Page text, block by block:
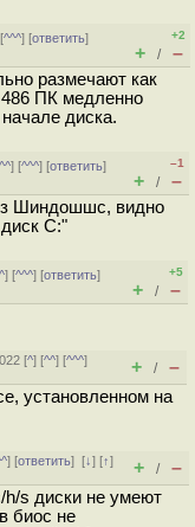
^^^] [ответить]
+2
+ / –
размечают как
ПК медленно
диска.
^^] [^^^] [ответить]
–1
+ / –
Шиндошшс, видно
C:"
] [^^^] [ответить]
+5
+ / –
[^] [^^] [^^^]
+ / –
установленном на
] [ответить][↓] [↑]
+ / –
h/s диски не умеют
биос не